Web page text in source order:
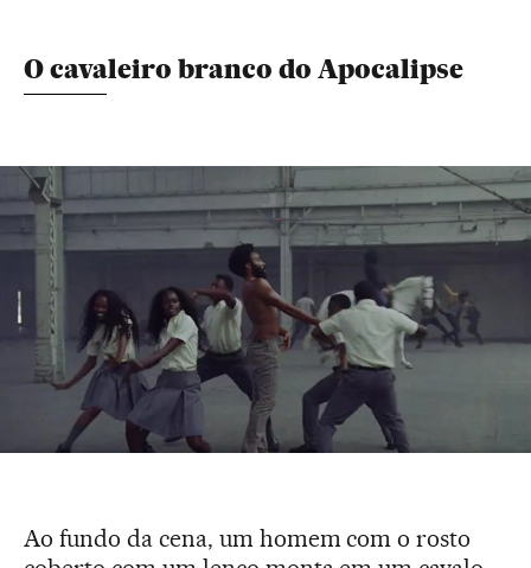
O cavaleiro branco do Apocalipse
Ao fundo da cena, um homem com o rosto